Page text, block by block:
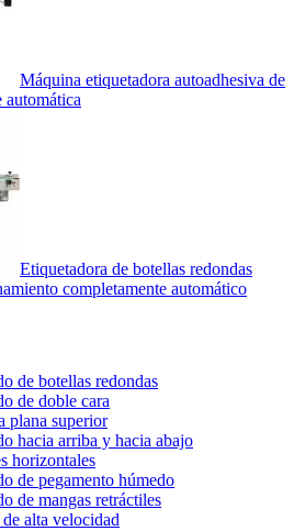
Máquina etiquetadora autoadhesiva de
automática
Etiquetadora de botellas redondas
completamente automático
de botellas redondas
de doble cara
plana superior
hacia arriba y hacia abajo
horizontales
de pegamento húmedo
de mangas retráctiles
alta velocidad